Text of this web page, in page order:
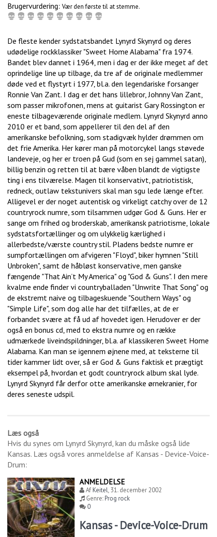
Brugervurdering: Vær den første til at stemme.
De fleste kender sydstatsbandet Lynyrd Skynyrd og deres
udødelige rockklassiker "Sweet Home Alabama" fra 1974.
Bandet blev dannet i 1964, men i dag er der ikke meget af det
oprindelige line up tilbage, da tre af de originale medlemmer
døde ved et flystyrt i 1977, bl.a. den legendariske forsanger
Ronnie Van Zant. I dag er det hans lillebror, Johnny Van Zant,
som passer mikrofonen, mens at guitarist Gary Rossington er
eneste tilbageværende originale medlem. Lynyrd Skynyrd anno
2010 er et band, som appellerer til den del af den
amerikanske befolkning, som stadigvæk hylder drømmen om
det frie Amerika. Her kører man på motorcykel langs støvede
landeveje, og her er troen på Gud (som en sej gammel satan),
billig benzin og retten til at bære våben blandt de vigtigste
ting i ens tilværelse. Magen til konservativt, patriotistisk,
redneck, outlaw tekstunivers skal man sgu lede længe efter.
Alligevel er der noget autentisk og virkeligt catchy over de 12
countryrock numre, som tilsammen udgør God & Guns. Her er
sange om frihed og broderskab, amerikansk patriotisme, lokale
sydstatsfortællinger og om ulykkelig kærlighed i
allerbedste/værste country stil. Pladens bedste numre er
sumpfortællingen om afvigeren "Floyd", biker hymnen "Still
Unbroken", samt de håbløst konservative, men ganske
fængende "That Ain’t My America" og "God & Guns". I den mere
kvalme ende finder vi countryballaden "Unwrite That Song" og
de ekstremt naive og tilbageskuende "Southern Ways" og
"Simple Life", som dog alle har det tilfælles, at de er
forbandet svære at få ud af hovedet igen. Herudover er der
også en bonus cd, med to ekstra numre og en række
udmærkede liveindspildninger, bl.a. af klassikeren Sweet Home
Alabama. Kan man se igennem øjnene med, at teksterne til
tider kammer lidt over, så er God & Guns faktisk et prægtigt
eksempel på, hvordan et godt countryrock album skal lyde.
Lynyrd Skynyrd får derfor otte amerikanske ørnekranier, for
deres seneste udspil.
Læs også
Hvis du synes om Lynyrd Skynyrd, kan du måske også lide
Kansas. Læs også vores anmeldelse af Kansas - Device-Voice-
Drum:
ANMELDELSE
AfKeitel, 31. december 2002
Genre:Prog rock
0
Kansas - Device-Voice-Drum